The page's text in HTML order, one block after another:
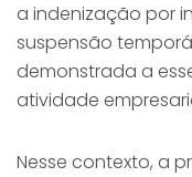
a indenização por
suspensão
demonstrada a
atividade
Nesse contexto, a